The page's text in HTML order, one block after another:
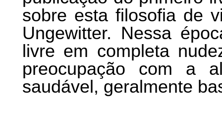
sobre esta filosofia de
Ungewitter. Nessa
livre em completa
preocupação com a
saudável, geralmente